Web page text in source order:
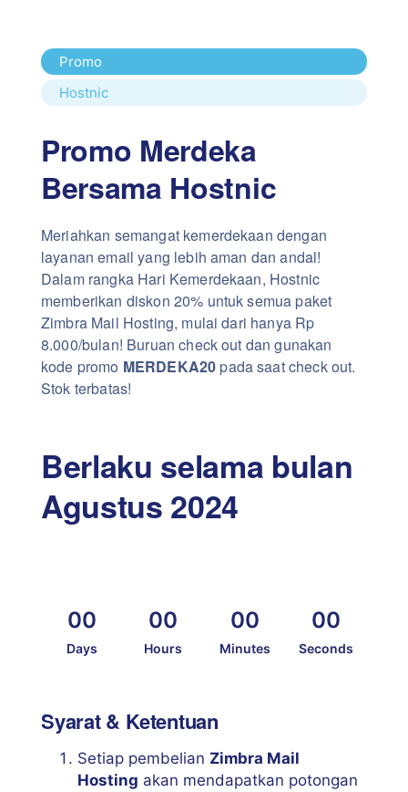
Promo
Hostnic
Promo Merdeka
Bersama Hostnic
Meriahkan semangat kemerdekaan dengan
layanan email yang lebih aman dan andal!
Dalam rangka Hari Kemerdekaan, Hostnic
memberikan diskon 20% untuk semua paket
Zimbra Mail Hosting, mulai dari hanya Rp
8.000/bulan! Buruan check out dan gunakan
kode promo MERDEKA20 pada saat check out.
Stok terbatas!
Berlaku selama bulan
Agustus 2024
00
Days
00
Hours
00
Minutes
00
Seconds
Syarat & Ketentuan
Setiap pembelian Zimbra Mail
Hosting akan mendapatkan potongan